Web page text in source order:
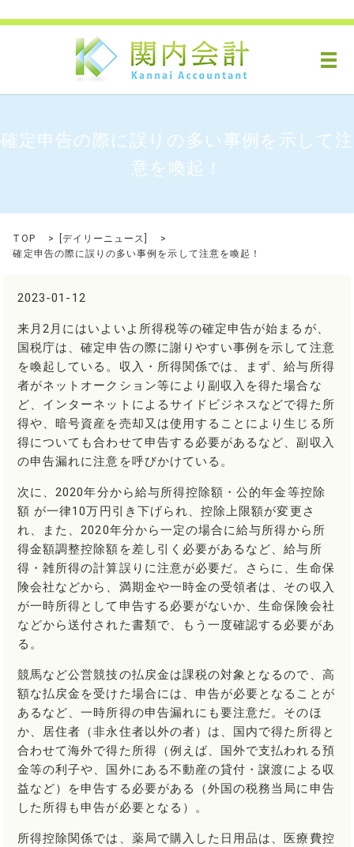
メ
確定申告の際に誤りの多い事例を示して注
意を喚起！
TOP デイリーニュース
確定申告の際に誤りの多い事例を示して注意を喚起！
2023-01-12
来月2月にはいよいよ所得税等の確定申告が始まるが、
国税庁は、確定申告の際に謝りやすい事例を示して注意
を喚起している。収入・所得関係では、まず、給与所得
者がネットオークション等により副収入を得た場合な
ど、インターネットによるサイドビジネスなどで得た所
得や、暗号資産を売却又は使用することにより生じる所
得についても合わせて申告する必要があるなど、副収入
の申告漏れに注意を呼びかけている。
次に、2020年分から給与所得控除額・公的年金等控除
額 が一律10万円引き下げられ、控除上限額が変更さ
れ、また、2020年分から一定の場合に給与所得から所
得金額調整控除額を差し引く必要があるなど、給与所
得・雑所得の計算誤りに注意が必要だ。さらに、生命保
険会社などから、満期金や一時金の受領者は、その収入
が一時所得として申告する必要がないか、生命保険会社
などから送付された書類で、もう一度確認する必要があ
る。
競馬など公営競技の払戻金は課税の対象となるので、高
額な払戻金を受けた場合には、申告が必要となることが
あるなど、一時所得の申告漏れにも要注意だ。そのほ
か、居住者（非永住者以外の者）は、国内で得た所得と
合わせて海外で得た所得（例えば、国外で支払われる預
金等の利子や、国外にある不動産の貸付・譲渡による収
益など）を申告する必要がある（外国の税務当局に申告
した所得も申告が必要となる）。
所得控除関係では、薬局で購入した日用品は、医療費控